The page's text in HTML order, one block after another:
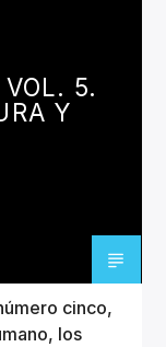
5.
Y
cinco,
los